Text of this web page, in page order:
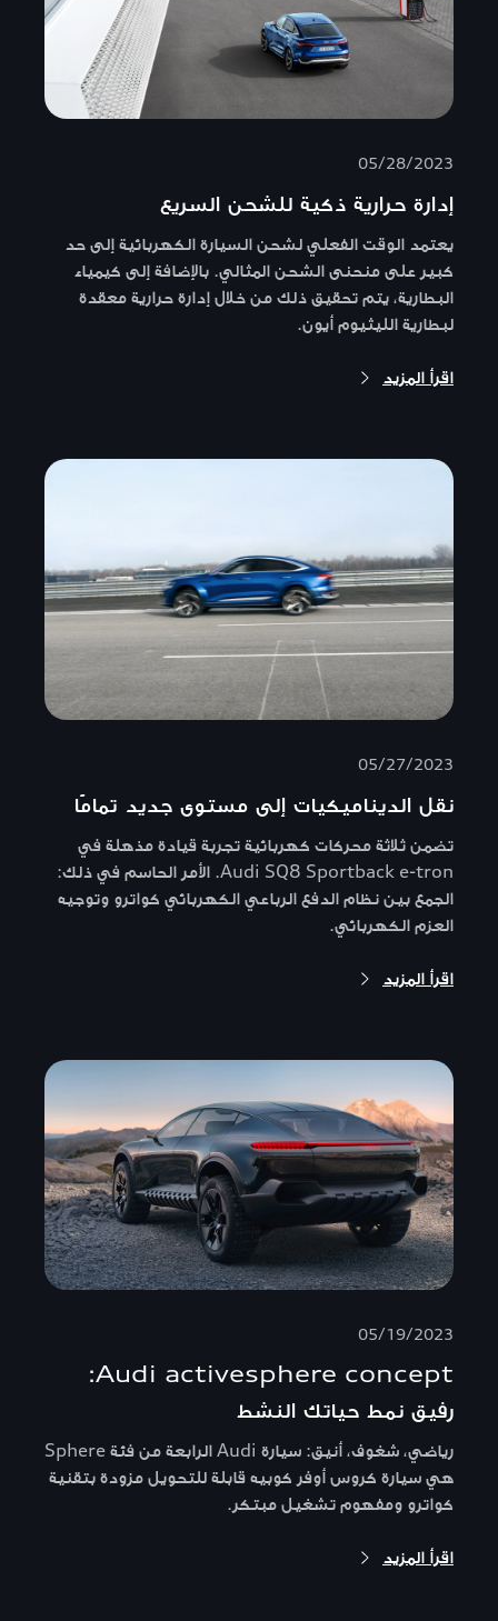
05/28/2023
إدارة حرارية ذكية للشحن السريع
يعتمد الوقت الفعلي لشحن السيارة الكهربائية إلى حد
كبير على منحنى الشحن المثالي. بالإضافة إلى كيمياء
البطارية، يتم تحقيق ذلك من خلال إدارة حرارية معقدة
لبطارية الليثيوم أيون.
اقرأ المزيد
05/27/2023
نقل الديناميكيات إلى مستوى جديد تمامًا
تضمن ثلاثة محركات كهربائية تجربة قيادة مذهلة في
Audi SQ8 Sportback e-tron. الأمر الحاسم في ذلك:
الجمع بين نظام الدفع الرباعي الكهربائي كواترو وتوجيه
العزم الكهربائي.
اقرأ المزيد
05/19/2023
Audi activesphere concept:
رفيق نمط حياتك النشط
رياضي، شغوف، أنيق: سيارة Audi الرابعة من فئة Sphere
هي سيارة كروس أوفر كوبيه قابلة للتحويل مزودة بتقنية
كواترو ومفهوم تشغيل مبتكر.
اقرأ المزيد